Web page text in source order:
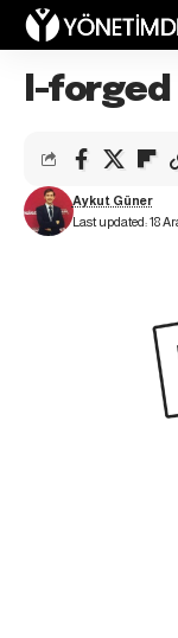
l-forged
Last updated: 18
Aykut Güner